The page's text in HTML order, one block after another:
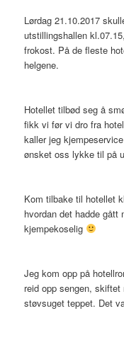
Lørdag 21.10.2017
utstillingshallen
frokost. På de fleste
helgene.
Hotellet tilbød seg å
fikk vi før vi dro fra
kaller jeg
ønsket oss lykke til på
Kom tilbake til hotellet
hvordan det hadde
kjempekoselig
Jeg kom opp på
reid opp sengen,
støvsuget teppet. Det